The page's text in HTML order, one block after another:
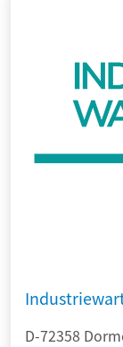
D-72358